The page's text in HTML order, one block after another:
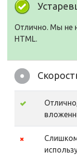
Отлично. Мы не
HTML.